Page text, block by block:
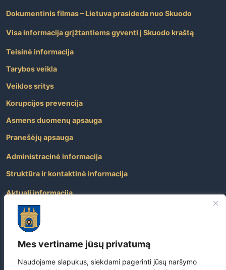
Mes vertiname jūsų privatumą
Naudojame slapukus, siekdami pagerinti jūsų naršymo
Dokumentinis filmas – Lietuva prasideda nuo Skuodo
Visa informacija grįžtantiems gyventi į Skuodo kraštą
Teisinė informacija
Tarybos veikla
Veiklos sritys
Korupcijos prevencija
Asmens duomenų apsauga
Pranešėjų apsauga
Administracinė informacija
Struktūra ir kontaktinė informacija
Aktuali informacija
Paslaugos
Atviri duomenys
Nuorodos
Dažniausiai užduodami klausimai